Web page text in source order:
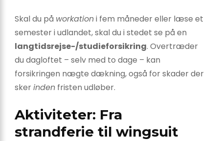
Skal du på workationi fem måneder eller læse et
semester i udlandet, skal du i stedet se på en
langtidsrejse-/studieforsikring. Overtræder
du dagloftet – selv med to dage – kan
forsikringen nægte dækning, også for skader der
skerinden fristen udløber.
Aktiviteter: Fra
strandferie til wingsuit